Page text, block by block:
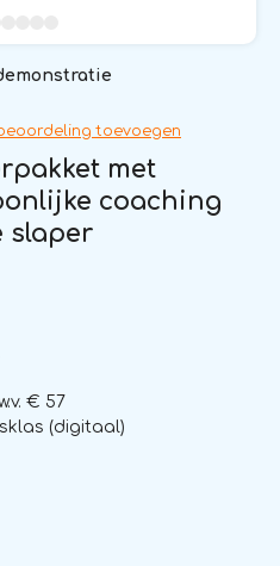
toevoegen
met
coaching
slaper
€ 57
(digitaal)